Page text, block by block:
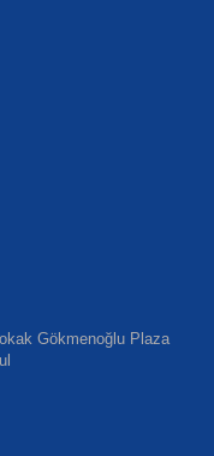
Gökmenoğlu Plaza